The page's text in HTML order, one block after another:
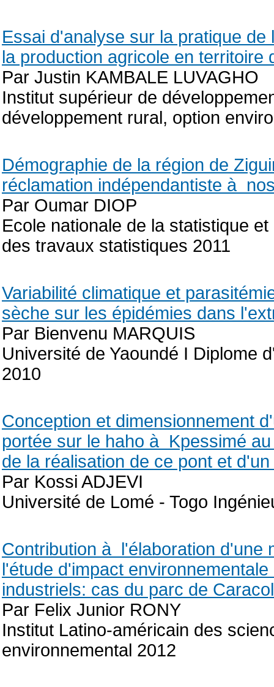
Essai d'analyse sur la pratique
la production agricole en
Par Justin KAMBALE LUVAGHO
Institut supérieur de
développement rural, option
Démographie de la région de
réclamation indépendantiste à
Par Oumar DIOP
Ecole nationale de la statistique
des travaux statistiques 2011
Variabilité climatique et
sèche sur les épidémies dans
Par Bienvenu MARQUIS
Université de Yaoundé I Diplome
2010
Conception et dimensionnement
portée sur le haho à Kpessimé
de la réalisation de ce pont et
Par Kossi ADJEVI
Université de Lomé - Togo
Contribution à l'élaboration d'une
l'étude d'impact
industriels: cas du parc de
Par Felix Junior RONY
Institut Latino-américain des
environnemental 2012